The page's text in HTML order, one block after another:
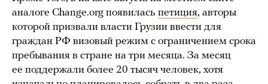
аналоге Change.org появилась петиция, авторы
которой призвали власти Грузии ввести для
граждан РФ визовый режим с ограничением срока
пребывания в стране на три месяца. За месяц
ее поддержали более 20 тысяч человек, хотя